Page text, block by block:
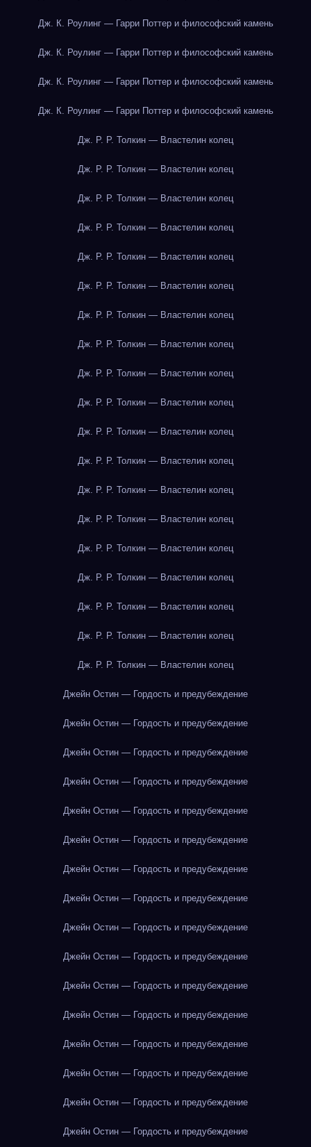
Дж. К. Роулинг — Гарри Поттер и философский камень
Дж. К. Роулинг — Гарри Поттер и философский камень
Дж. К. Роулинг — Гарри Поттер и философский камень
Дж. К. Роулинг — Гарри Поттер и философский камень
Дж. Р. Р. Толкин — Властелин колец
Дж. Р. Р. Толкин — Властелин колец
Дж. Р. Р. Толкин — Властелин колец
Дж. Р. Р. Толкин — Властелин колец
Дж. Р. Р. Толкин — Властелин колец
Дж. Р. Р. Толкин — Властелин колец
Дж. Р. Р. Толкин — Властелин колец
Дж. Р. Р. Толкин — Властелин колец
Дж. Р. Р. Толкин — Властелин колец
Дж. Р. Р. Толкин — Властелин колец
Дж. Р. Р. Толкин — Властелин колец
Дж. Р. Р. Толкин — Властелин колец
Дж. Р. Р. Толкин — Властелин колец
Дж. Р. Р. Толкин — Властелин колец
Дж. Р. Р. Толкин — Властелин колец
Дж. Р. Р. Толкин — Властелин колец
Дж. Р. Р. Толкин — Властелин колец
Дж. Р. Р. Толкин — Властелин колец
Дж. Р. Р. Толкин — Властелин колец
Джейн Остин — Гордость и предубеждение
Джейн Остин — Гордость и предубеждение
Джейн Остин — Гордость и предубеждение
Джейн Остин — Гордость и предубеждение
Джейн Остин — Гордость и предубеждение
Джейн Остин — Гордость и предубеждение
Джейн Остин — Гордость и предубеждение
Джейн Остин — Гордость и предубеждение
Джейн Остин — Гордость и предубеждение
Джейн Остин — Гордость и предубеждение
Джейн Остин — Гордость и предубеждение
Джейн Остин — Гордость и предубеждение
Джейн Остин — Гордость и предубеждение
Джейн Остин — Гордость и предубеждение
Джейн Остин — Гордость и предубеждение
Джейн Остин — Гордость и предубеждение